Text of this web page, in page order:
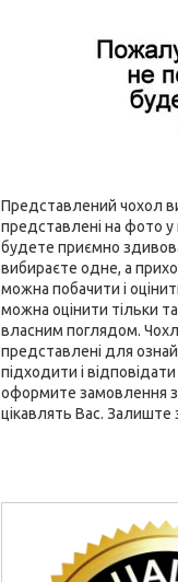
Представлений чохол
представлені на фото у
будете приємно
вибираєте одне, а
можна побачити і
можна оцінити тільки
власним поглядом.
представлені для
підходити і
оформите замовлення з
цікавлять Вас. Залиште